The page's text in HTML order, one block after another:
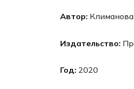
Автор:
Издательство:
Год: 2020